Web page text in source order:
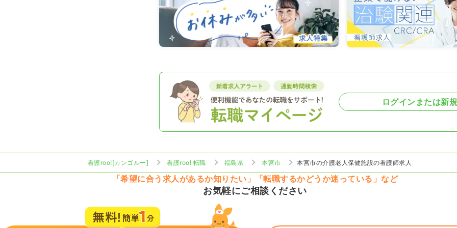
ログインまたは新
看護roo![カンゴルー] 看護roo! 転職 福島県 本宮市 本宮市の介護老人保健施設の看護師求人
「希望に合う求人があるか知りたい」「転職するかどうか迷っている」など
お気軽にご相談ください